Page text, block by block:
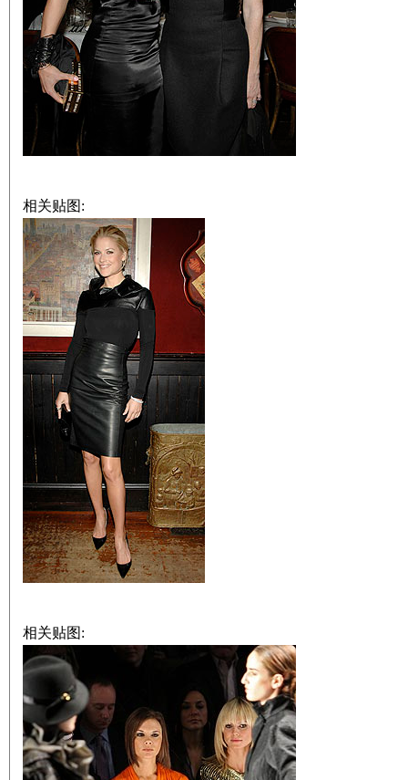
相关贴图:
相关贴图: